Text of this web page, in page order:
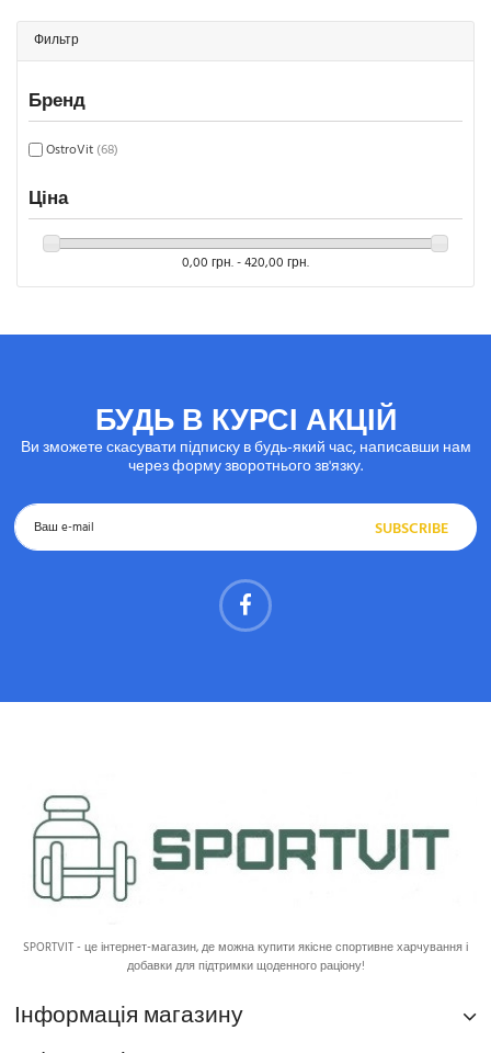
Фильтр
Бренд
OstroVit (68)
Ціна
0,00 грн. - 420,00 грн.
БУДЬ В КУРСІ АКЦІЙ
Ви зможете скасувати підписку в будь-який час, написавши нам
через форму зворотнього зв'язку.
SPORTVIT - це інтернет-магазин, де можна купити якісне спортивне харчування і
добавки для підтримки щоденного раціону!
Інформація магазину